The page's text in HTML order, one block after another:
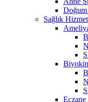
Sağlık
Eczane